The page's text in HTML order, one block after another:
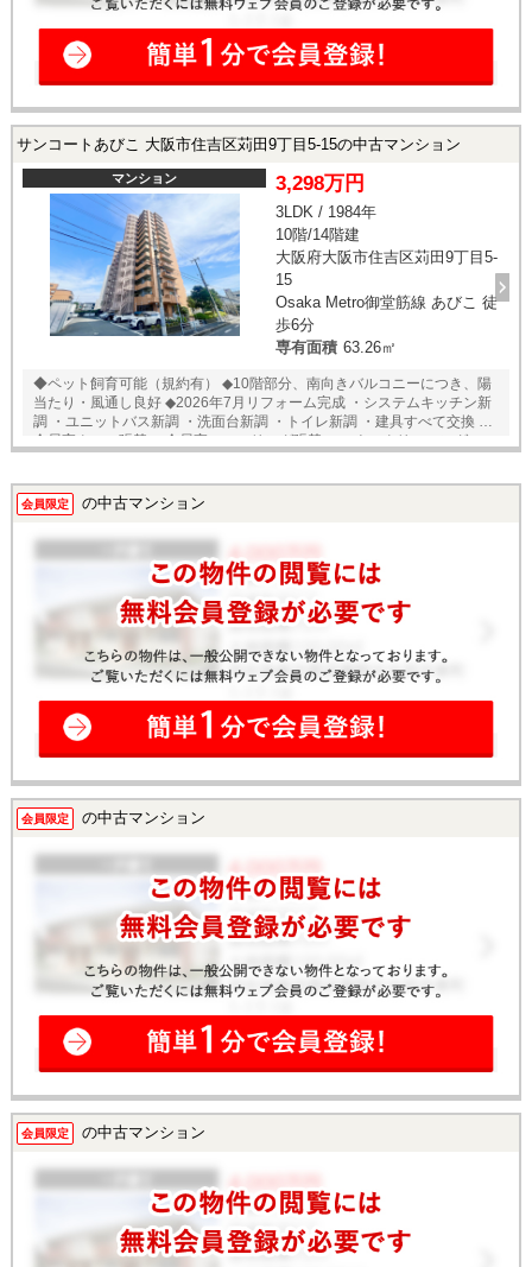
サンコートあびこ 大阪市住吉区苅田9丁目5-15の中古マンション
マンション 3,298万円
3LDK / 1984年
10階/14階建
大阪府大阪市住吉区苅田9丁目5-
15
Osaka Metro御堂筋線 あびこ 徒
歩6分
専有面積 63.26㎡
◆ペット飼育可能（規約有） ◆10階部分、南向きバルコニーにつき、陽
当たり・風通し良好 ◆2026年7月リフォーム完成 ・システムキッチン新
調 ・ユニットバス新調 ・洗面台新調 ・トイレ新調 ・建具すべて交換 ・
全居室クロス張替 ・全居室フローリング張替 ・ハウスクリーニング
会員限定 の中古マンション
会員限定 の中古マンション
会員限定 の中古マンション